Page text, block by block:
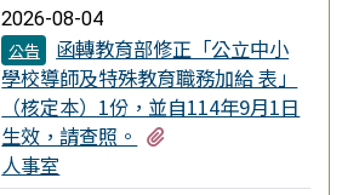
2026-08-04
公告
函轉教育部修正「公立中小
學校導師及特殊教育職務加給 表」
（核定本）1份，並自114年9月1日
生效，請查照。
人事室